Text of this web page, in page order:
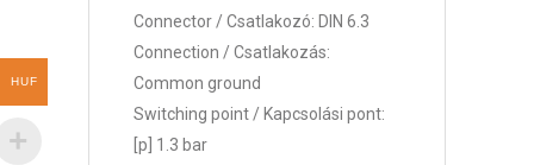
Connector / Csatlakozó: DIN 6.3
Connection / Csatlakozás:
Common ground
Switching point / Kapcsolási pont:
[p] 1.3 bar
HUF